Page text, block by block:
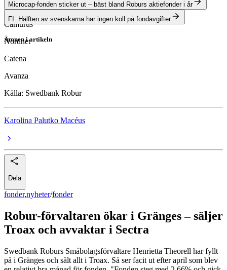
Loomis
Camurus
Nordnet
Catena
Avanza
Källa: Swedbank Robur
Microcap-fonden sticker ut – bäst bland Roburs aktiefonder i år
FI: Hälften av svenskarna har ingen koll på fondavgifter
Ämnen i artikeln
Karolina Palutko Macéus
Dela
fonder,nyheter/fonder
Robur-förvaltaren ökar i Gränges – säljer
Troax och avvaktar i Sectra
Swedbank Roburs Småbolagsförvaltare Henrietta Theorell har fyllt
på i Gränges och sålt allt i Troax. Så ser facit ut efter april som blev